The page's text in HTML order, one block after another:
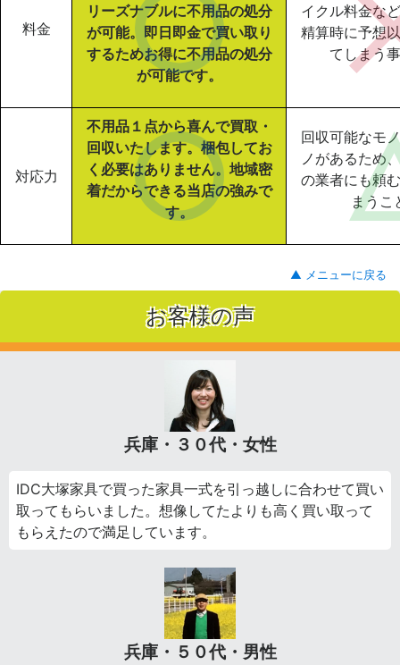
料金
リーズナブルに不用品の処分
が可能。即日即金で買い取り
するためお得に不用品の処分
が可能です。
イクル料金な
精算時に予想
てしまう
対応力
不用品１点から喜んで買取・
回収いたします。梱包してお
く必要はありません。地域密
着だからできる当店の強みで
す。
回収可能なモ
ノがあるため
の業者にも頼
まうこ
▲ メニューに戻る
お客様の声
兵庫・３０代・女性
IDC大塚家具で買った家具一式を引っ越しに合わせて買い
取ってもらいました。想像してたよりも高く買い取って
もらえたので満足しています。
兵庫・５０代・男性